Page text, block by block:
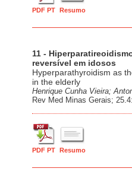
PDF PT Resumo
11 -
reversível em idosos
Hyperparathyroidism as
in the elderly
Henrique Cunha Vieira;
Rev Med Minas Gerais;
PDF PT Resumo